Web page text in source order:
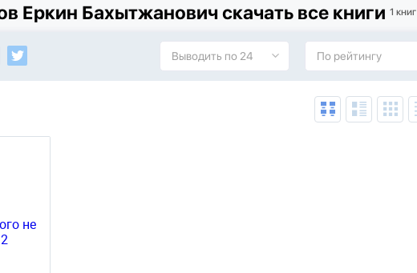
Еркин Бахытжанович скачать все книги 1 книг
Выводить по 24 По рейтингу